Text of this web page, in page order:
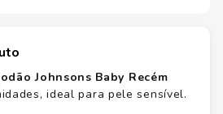
Johnsons Baby Recém
ideal para pele sensível.